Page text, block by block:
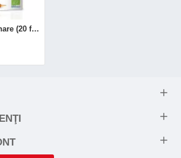
Circulatie si Eliminare (20 fiole x 10 ml), Dietaroma